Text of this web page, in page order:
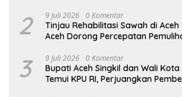
2 9 Juli 2026 0 Komentar
Tinjau Rehabilitasi Sawah di
Aceh Dorong Percepatan
3 9 Juli 2026 0 Komentar
Bupati Aceh Singkil dan Wali
Temui KPU RI, Perjuangkan